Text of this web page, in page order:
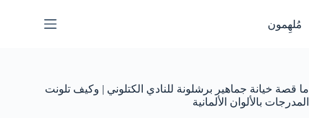
إلى
المحتوى
مُلهِمون
ما قصة خيانة جماهير برشلونة للنادي الكتلوني | وكيف تلونت
المدرجات بالألوان الألمانية